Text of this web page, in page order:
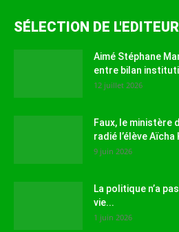
SÉLECTION DE L'EDITEUR
Aimé Stéphane
entre bilan
12 juillet 2026
Faux, le ministère
radié l’élève Aïcha
9 juin 2026
La politique n’a
vie...
1 juin 2026